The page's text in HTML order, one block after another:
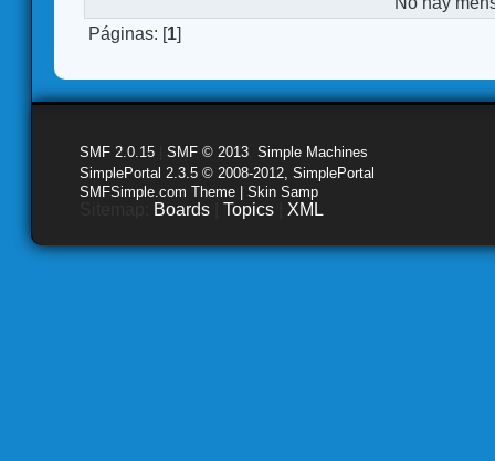
Páginas: [1]
SMF 2.0.15 SMF © 2013 Simple Machines
SimplePortal 2.3.5 © 2008-2012, SimplePortal
SMFSimple.com Theme | Skin Samp
Boards Topics XML